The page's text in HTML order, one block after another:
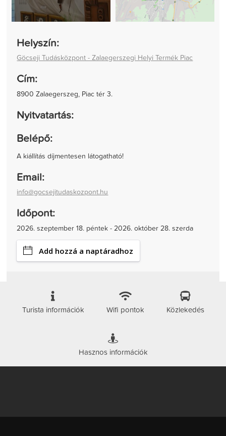
Helyszín:
Göcseji Tudásközpont - Zalaegerszegi Helyi Termék Piac
Cím:
8900 Zalaegerszeg, Piac tér 3.
Nyitvatartás:
Belépő:
A kiállítás díjmentesen látogatható!
Email:
info@gocsejitudaskozpont.hu
Időpont:
2026. szeptember 18. péntek - 2026. október 28. szerda
Add hozzá a naptáradhoz
Turista információk Wifi pontok Közlekedés
Hasznos információk